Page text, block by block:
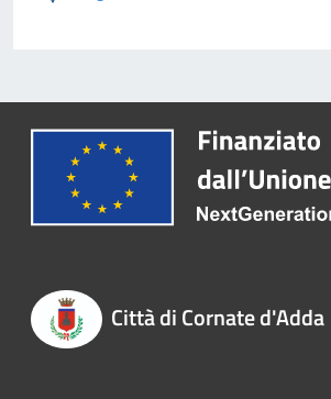
Città di Cornate d'Adda